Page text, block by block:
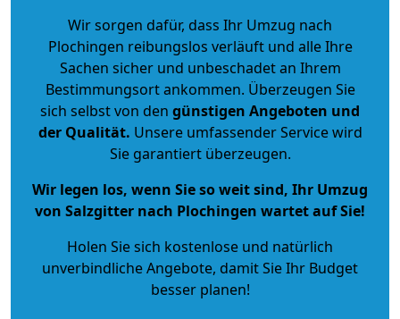
Wir sorgen dafür, dass Ihr Umzug nach
Plochingen reibungslos verläuft und alle Ihre
Sachen sicher und unbeschadet an Ihrem
Bestimmungsort ankommen. Überzeugen Sie
sich selbst von den günstigen Angeboten und
der Qualität. Unsere umfassender Service wird
Sie garantiert überzeugen.
Wir legen los, wenn Sie so weit sind, Ihr Umzug
von Salzgitter nach Plochingen wartet auf Sie!
Holen Sie sich kostenlose und natürlich
unverbindliche Angebote, damit Sie Ihr Budget
besser planen!